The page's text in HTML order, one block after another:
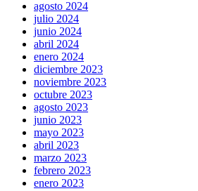
agosto 2024
julio 2024
junio 2024
abril 2024
enero 2024
diciembre 2023
noviembre 2023
octubre 2023
agosto 2023
junio 2023
mayo 2023
abril 2023
marzo 2023
febrero 2023
enero 2023